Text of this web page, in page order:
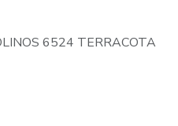
6524 TERRACOTA